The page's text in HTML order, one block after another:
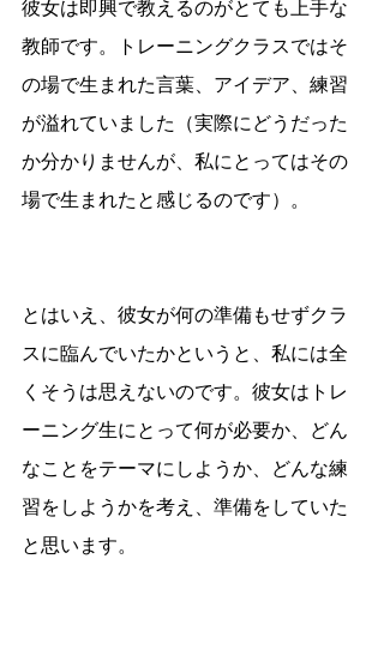
彼女は即興で教えるのがとても上手な
教師です。トレーニングクラスではそ
の場で生まれた言葉、アイデア、練習
が溢れていました（実際にどうだった
か分かりませんが、私にとってはその
場で生まれたと感じるのです）。
とはいえ、彼女が何の準備もせずクラ
スに臨んでいたかというと、私には全
くそうは思えないのです。彼女はトレ
ーニング生にとって何が必要か、どん
なことをテーマにしようか、どんな練
習をしようかを考え、準備をしていた
と思います。